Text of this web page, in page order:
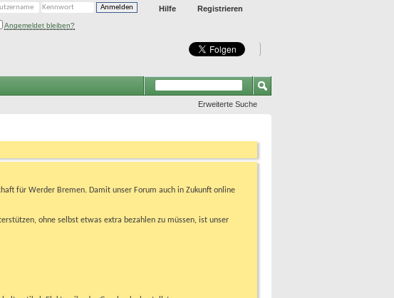
Registrieren
Hilfe
Angemeldet bleiben?
Erweiterte Suche
für Werder Bremen. Damit unser Forum auch in Zukunft online
ohne selbst etwas extra bezahlen zu müssen, ist unser